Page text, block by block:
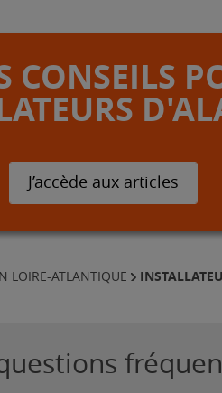
CONSEILS
J’accède aux articles
LOIRE-ATLANTIQUE